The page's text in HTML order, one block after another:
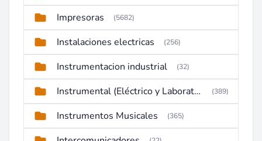
Impresoras (5682)
Instalaciones electricas (256)
Instrumentacion industrial (32)
Instrumental (Eléctrico y Laboratorio) (389)
Instrumentos Musicales (365)